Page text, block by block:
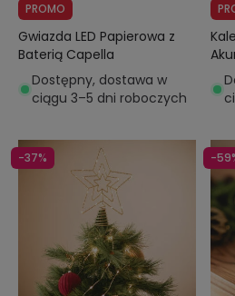
PROMO
Gwiazda LED Papierowa z
Baterią Capella
Dostępny, dostawa w
ciągu 3–5 dni roboczych
-37% -